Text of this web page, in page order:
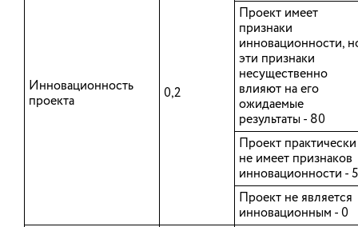
Общенациональная ассоциация
территориального общественного
самоуправления
Инновационность
проекта
0,2
Проект имеет
признаки
инновационности,
эти признаки
несущественно
влияют на его
ожидаемые
результаты - 80
Проект практически
не имеет признаков
инновационности -
Проект не является
инновационным - 0